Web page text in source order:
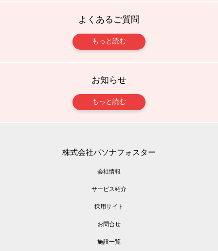
よくあるご質問
もっと読む
お知らせ
もっと読む
株式会社パソナフォスター
会社情報
サービス紹介
採用サイト
お問合せ
施設一覧